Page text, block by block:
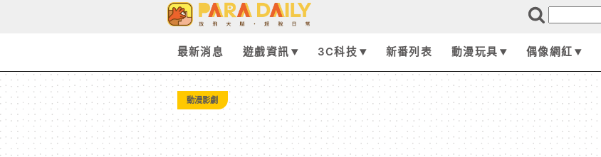
哥
-
最新消息 遊戲資訊 3C科技 新番列表 動漫玩具 偶像網紅
動漫影劇